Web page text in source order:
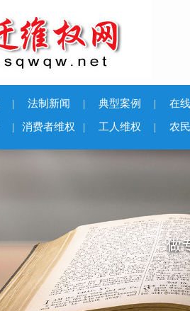
| 法制新闻 | 典型案例 | 在
| 消费者维权 | 工人维权 | 农